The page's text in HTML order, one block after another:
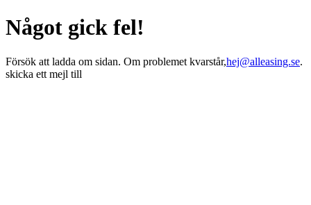
Något gick fel!
Försök att ladda om sidan. Om problemet kvarstår,hej@alleasing.se.
skicka ett mejl till